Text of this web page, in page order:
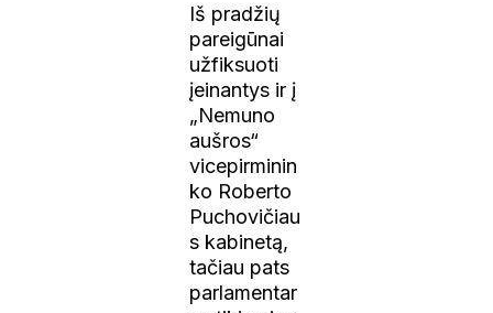
Iš pradžių
pareigūnai
užfiksuoti
įeinantys ir į
„Nemuno
aušros“
vicepirminin
ko Roberto
Puchovičiau
s kabinetą,
tačiau pats
parlamentar